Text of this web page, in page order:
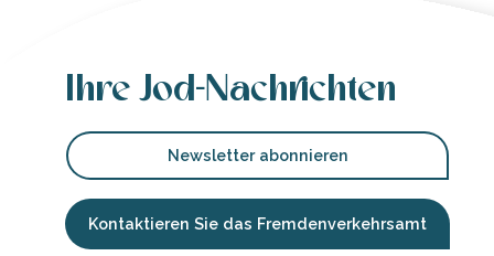
Ihre Jod-Nachrichten
Newsletter abonnieren
Kontaktieren Sie das Fremdenverkehrsamt